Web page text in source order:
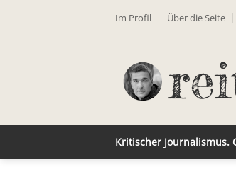
Im Profil Über die Seite
Kritischer Journalismus.